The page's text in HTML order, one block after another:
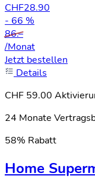
CHF28.90
- 66 %
86.–
/Monat
Jetzt bestellen
Details
CHF 59.00
24 Monate
58% Rabatt
Home